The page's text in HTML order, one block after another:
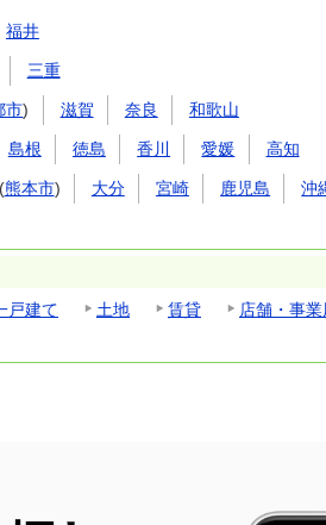
福井
三重
市) 滋賀 奈良 和歌山
島根 徳島 香川 愛媛 高知
(熊本市) 大分 宮崎 鹿児島 沖
戸建て 土地 賃貸
店舗・事業